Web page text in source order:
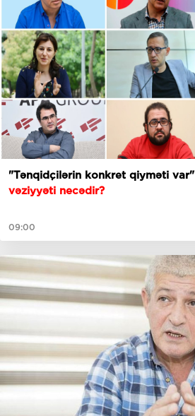
"Tənqidçilərin konkret qiyməti var"
vəziyyəti necədir?
09:00